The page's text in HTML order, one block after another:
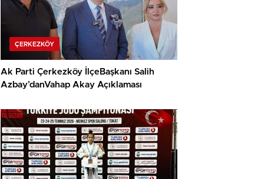
ÇERKEZKÖY
Ak Parti Çerkezköy İlçeBaşkanı Salih
Azbay’danVahap Akay Açıklaması